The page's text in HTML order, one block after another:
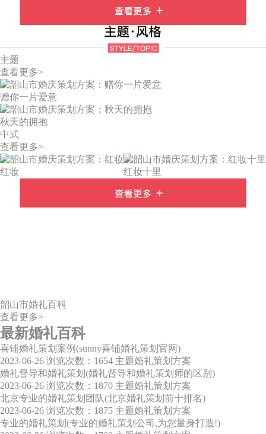
主题
查看更多>
赠你一片爱意
秋天的拥抱
中式
查看更多>
红妆 红妆十里
韶山市婚礼百科
查看更多>
最新婚礼百科
喜铺婚礼策划案例(sunny喜铺婚礼策划官网)
2023-06-26 浏览次数：1654 主题婚礼策划方案
婚礼督导和婚礼策划(婚礼督导和婚礼策划师的区别)
2023-06-26 浏览次数：1870 主题婚礼策划方案
北京专业的婚礼策划团队(北京婚礼策划前十排名)
2023-06-26 浏览次数：1875 主题婚礼策划方案
专业的婚礼策划(专业的婚礼策划公司,为您量身打造!)